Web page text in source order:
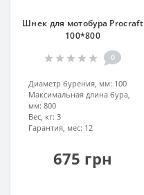
Шнек для мотобура Procraft
100*800
0
Диаметр бурения, мм: 100
Максимальная длина бура,
мм: 800
Вес, кг: 3
Гарантия, мес: 12
675 грн